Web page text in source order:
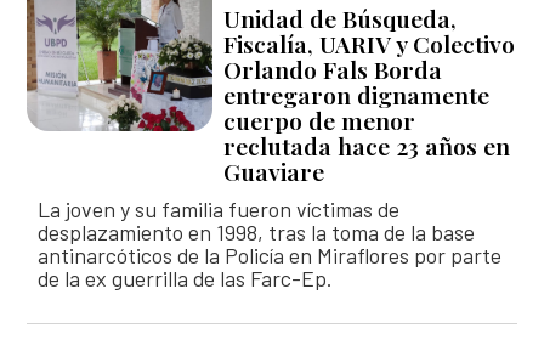
Unidad de Búsqueda,
Fiscalía, UARIV y Colectivo
Orlando Fals Borda
entregaron dignamente
cuerpo de menor
reclutada hace 23 años en
Guaviare
La joven y su familia fueron víctimas de
desplazamiento en 1998, tras la toma de la base
antinarcóticos de la Policía en Miraflores por parte
de la ex guerrilla de las Farc-Ep.